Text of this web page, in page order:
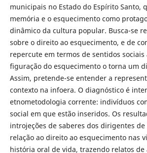
municipais no Estado do Espírito Santo,
memória e o esquecimento como
dinâmico da cultura popular. Busca-se
sobre o direito ao esquecimento, e de
repercute em termos de sentidos sociais
figuração do esquecimento o torna um
Assim, pretende-se entender a
contexto na infoera. O diagnóstico é
etnometodologia corrente: indivíduos
social em que estão inseridos. Os
introjeções de saberes dos dirigentes de
relação ao direito ao esquecimento nas
história oral de vida, trazendo relatos de